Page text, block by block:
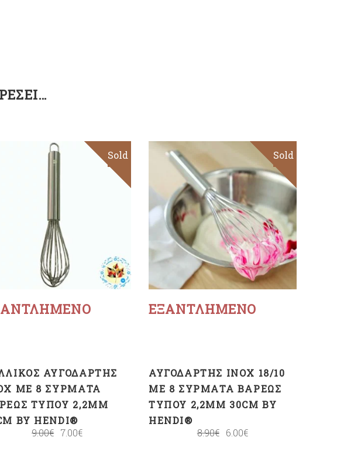
Sale
Sold
Διαβάστε
περισσότερα
ΑΥΓΟΔΆΡΤΗΣ
ΜΕ 8 ΣΎΡΜΑΤΑ
ΤΎΠΟΥ 2,2MM
BY HENDI®
9.00€ 7.00€
Sale
ΕΞΑΝΤΛΗΜΈΝΟ
Sold
Διαβάστε
περισσότερα
ΑΥΓΟΔΆΡΤΗΣ ΙNOX 18/10
ΜΕ 8 ΣΎΡΜΑΤΑ ΒΑΡΈΩΣ
ΤΎΠΟΥ 2,2MM 30CM BY
HENDI®
8.90€ 6.00€